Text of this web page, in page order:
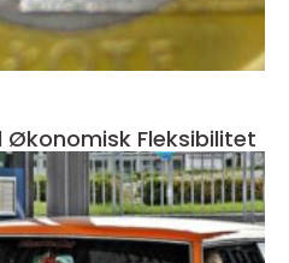
Økonomisk Fleksibilitet